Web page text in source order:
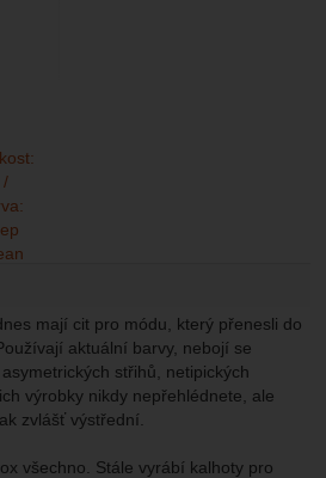
Vajolet Pants M' k porovnání
mají cit pro módu, který přenesli do
aktuální barvy, nebojí se
střihů, netipických
výrobky nikdy nepřehlédnete, ale
zvlášť výstřední.
všechno. Stále vyrábí kalhoty pro